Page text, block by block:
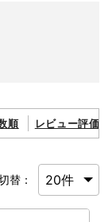
順 レビュー評価順
替：